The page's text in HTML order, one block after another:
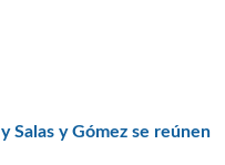
Salas y Gómez se reúnen